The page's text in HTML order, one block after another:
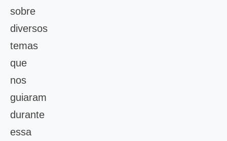
sobre
diversos
temas
que
nos
guiaram
durante
essa